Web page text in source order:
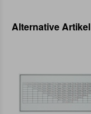
Alternative Artikel